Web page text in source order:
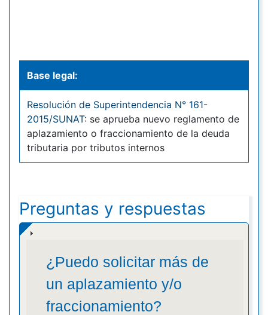
Base legal:
Resolución de Superintendencia N° 161-
2015/SUNAT: se aprueba nuevo reglamento de
aplazamiento o fraccionamiento de la deuda
tributaria por tributos internos
Preguntas y respuestas
¿Puedo solicitar más de
un aplazamiento y/o
fraccionamiento?